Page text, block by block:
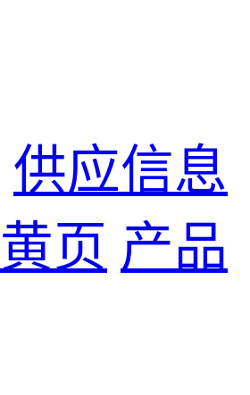
供应信息
页 产品